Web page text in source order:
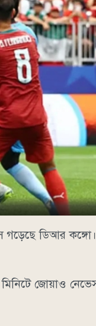
গড়েছে ডিআর কঙ্গো।
জোয়াও